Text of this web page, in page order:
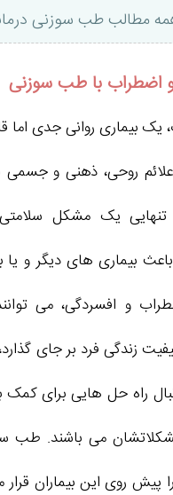
مطالب طب سوزنی
اضطراب با طب سوزنی
بیماری روانی جدی اما
روحی، ذهنی و
تنهایی یک مشکل
بیماری های دیگر و یا
و افسردگی، می
زندگی فرد بر جای
راه حل هایی برای کمک
می باشند. طب
پیش روی این بیماران